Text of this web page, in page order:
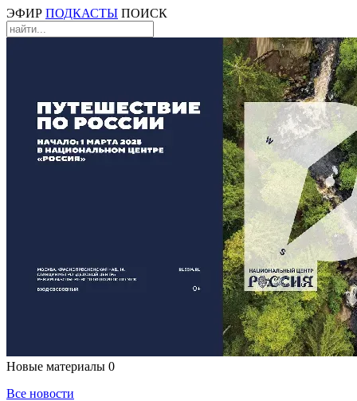
ЭФИР ПОДКАСТЫ ПОИСК
Новые материалы 0
Все новости